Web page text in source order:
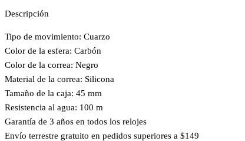
Descripción
Tipo de movimiento: Cuarzo
Color de la esfera: Carbón
Color de la correa: Negro
Material de la correa: Silicona
Tamaño de la caja: 45 mm
Resistencia al agua: 100 m
Garantía de 3 años en todos los relojes
Envío terrestre gratuito en pedidos superiores a $149